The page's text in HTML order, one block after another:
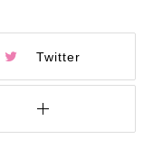
Twitter